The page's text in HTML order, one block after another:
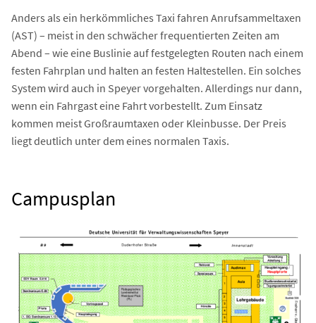
Anders als ein herkömmliches Taxi fahren Anrufsammeltaxen
(AST) – meist in den schwächer frequentierten Zeiten am
Abend – wie eine Buslinie auf festgelegten Routen nach einem
festen Fahrplan und halten an festen Haltestellen. Ein solches
System wird auch in Speyer vorgehalten. Allerdings nur dann,
wenn ein Fahrgast eine Fahrt vorbestellt. Zum Einsatz
kommen meist Großraumtaxen oder Kleinbusse. Der Preis
liegt deutlich unter dem eines normalen Taxis.
Campusplan